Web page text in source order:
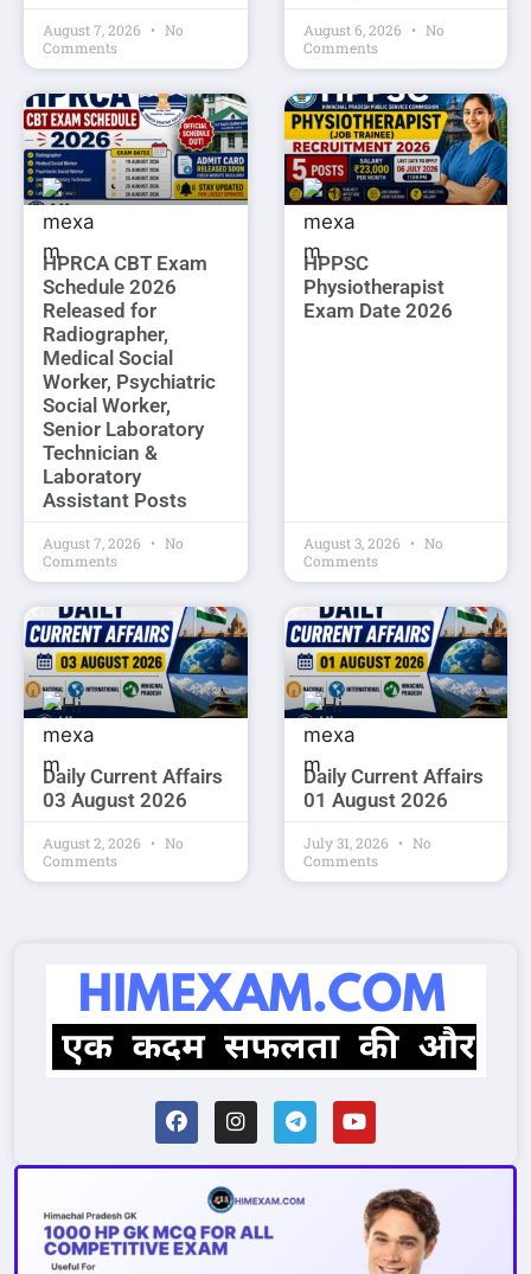
August 7, 2026
No
Comments
August 6, 2026
No
Comments
HPRCA CBT Exam
Schedule 2026
Released for
Radiographer,
Medical Social
Worker, Psychiatric
Social Worker,
Senior Laboratory
Technician &
Laboratory
Assistant Posts
August 7, 2026
No
Comments
HPPSC
Physiotherapist
Exam Date 2026
August 3, 2026
No
Comments
Daily Current Affairs
03 August 2026
August 2, 2026
No
Comments
Daily Current Affairs
01 August 2026
July 31, 2026
No
Comments